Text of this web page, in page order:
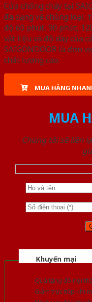
Cửa chống cháy tại
đa dạng về chủng loại,
độ 60 phút, 90 phút,
vật liệu và độ dày của
SAIGONDOOR là đơn
chất lượng cao.
MUA HÀNG
MUA
Chúng tôi sẽ liên
Khuyến mại
Quà tặng đồ nội
Giảm trực tiếp khi